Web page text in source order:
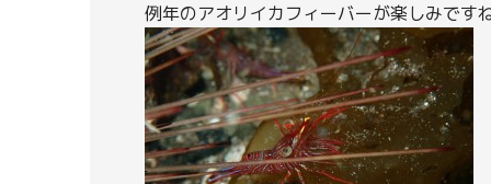
例年のアオリイカフィーバーが楽しみです